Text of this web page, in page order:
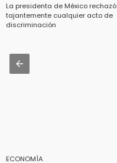
La presidenta de México rechazó
tajantemente cualquier acto de
discriminación
ECONOMÍA